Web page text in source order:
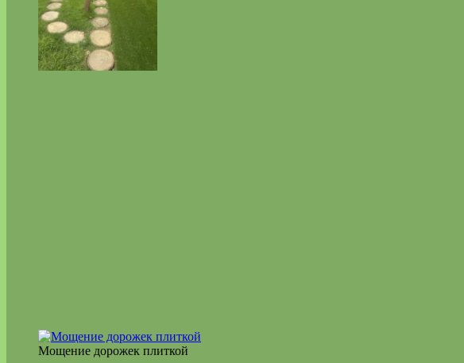
Мощение дорожек плиткой